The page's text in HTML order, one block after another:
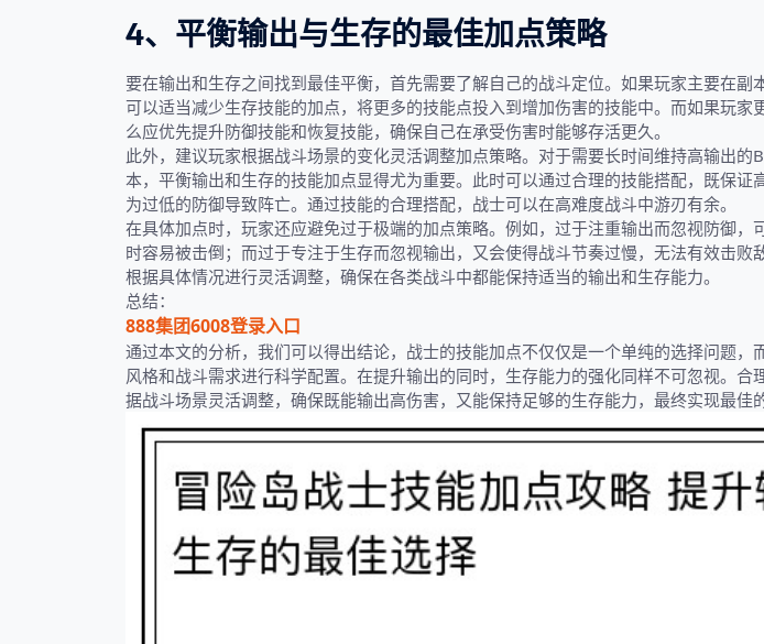
4、平衡输出与生存的最佳加点策略
要在输出和生存之间找到最佳平衡，首先需要了解自己的战斗定位。如果玩家主要在副
可以适当减少生存技能的加点，将更多的技能点投入到增加伤害的技能中。而如果玩家
么应优先提升防御技能和恢复技能，确保自己在承受伤害时能够存活更久。
此外，建议玩家根据战斗场景的变化灵活调整加点策略。对于需要长时间维持高输出的
本，平衡输出和生存的技能加点显得尤为重要。此时可以通过合理的技能搭配，既保证
为过低的防御导致阵亡。通过技能的合理搭配，战士可以在高难度战斗中游刃有余。
在具体加点时，玩家还应避免过于极端的加点策略。例如，过于注重输出而忽视防御，
时容易被击倒；而过于专注于生存而忽视输出，又会使得战斗节奏过慢，无法有效击败
根据具体情况进行灵活调整，确保在各类战斗中都能保持适当的输出和生存能力。
总结：
888集团6008登录入口
通过本文的分析，我们可以得出结论，战士的技能加点不仅仅是一个单纯的选择问题，
风格和战斗需求进行科学配置。在提升输出的同时，生存能力的强化同样不可忽视。合
据战斗场景灵活调整，确保既能输出高伤害，又能保持足够的生存能力，最终实现最佳